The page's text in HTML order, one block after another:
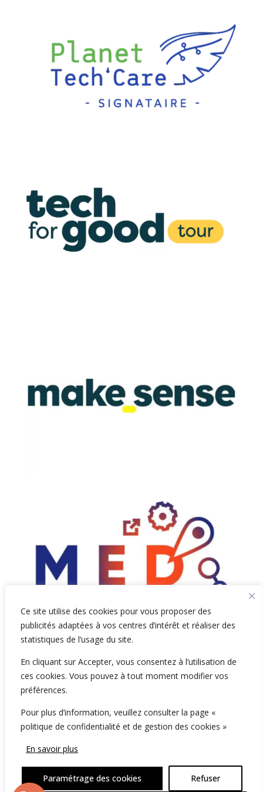
Ce site utilise des cookies pour vous proposer des
publicités adaptées à vos centres d’intérêt et réaliser des
statistiques de l’usage du site.
En cliquant sur Accepter, vous consentez à l’utilisation de
ces cookies. Vous pouvez à tout moment modifier vos
préférences.
Pour plus d’information, veuillez consulter la page «
politique de confidentialité et de gestion des cookies »
En savoir plus
Paramétrage des cookies Refuser
2026 NumiConsult, 61 Rue de Lyon, 75012 Paris -